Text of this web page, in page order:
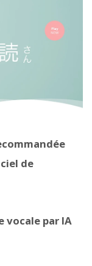
de
vocale par IA